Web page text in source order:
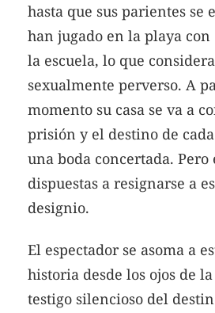
hasta que sus parientes se
han jugado en la playa con
la escuela, lo que
sexualmente perverso. A
momento su casa se va a
prisión y el destino de
una boda concertada. Pero
dispuestas a resignarse a
designio.
El espectador se asoma a
historia desde los ojos de
testigo silencioso del